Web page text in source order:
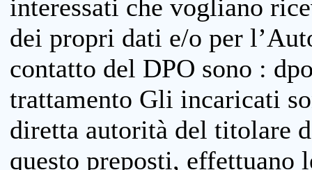
interessati che vogliano
dei propri dati e/o per
contatto del DPO sono :
trattamento Gli incaricati
diretta autorità del titolare
questo preposti, effettuano